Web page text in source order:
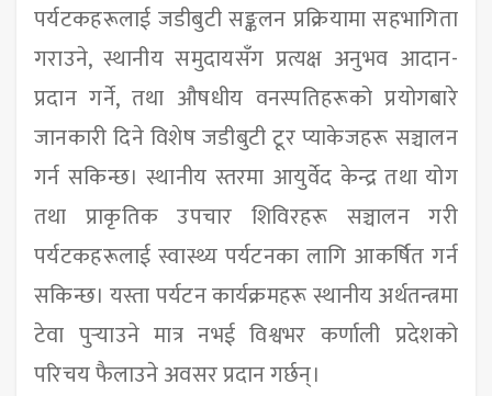
पर्यटकहरूलाई जडीबुटी सङ्कलन प्रक्रियामा सहभागिता
गराउने, स्थानीय समुदायसँग प्रत्यक्ष अनुभव आदान-
प्रदान गर्ने, तथा औषधीय वनस्पतिहरूको प्रयोगबारे
जानकारी दिने विशेष जडीबुटी टूर प्याकेजहरू सञ्चालन
गर्न सकिन्छ। स्थानीय स्तरमा आयुर्वेद केन्द्र तथा योग
तथा प्राकृतिक उपचार शिविरहरू सञ्चालन गरी
पर्यटकहरूलाई स्वास्थ्य पर्यटनका लागि आकर्षित गर्न
सकिन्छ। यस्ता पर्यटन कार्यक्रमहरू स्थानीय अर्थतन्त्रमा
टेवा पुर्‍याउने मात्र नभई विश्वभर कर्णाली प्रदेशको
परिचय फैलाउने अवसर प्रदान गर्छन्।